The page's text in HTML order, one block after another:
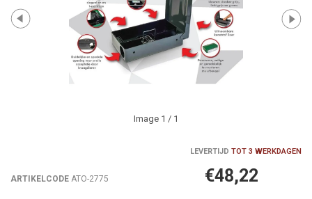
Image 1 / 1
LEVERTIJD TOT 3 WERKDAGEN
ARTIKELCODE ATO-2775 €48,22